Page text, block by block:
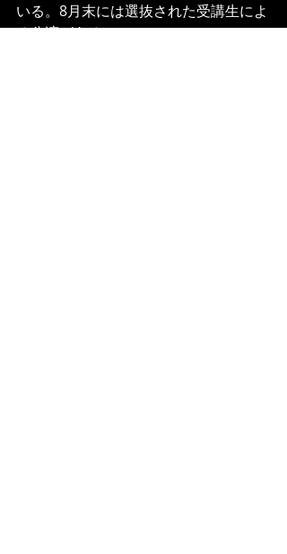
いる。8月末には選抜された受講生によ
る公演がある。